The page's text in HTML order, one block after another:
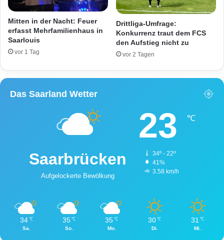
ä
n
e
e
t
w
e
r
b
a
c
h
Mitten in der Nacht: Feuer
erfasst Mehrfamilienhaus in
Saarlouis
vor 1 Tag
Drittliga-Umfrage:
Konkurrenz traut dem FCS
den Aufstieg nicht zu
vor 2 Tagen
Das Saarland Wetter
Saarbrücken
Aufgelockerte Bewölkung
23 ℃
34º - 22º
41%
3.58 km/h
34 ℃
Sa.
35 ℃
So.
35 ℃
Mo.
30 ℃
Di.
31 ℃
Mi.